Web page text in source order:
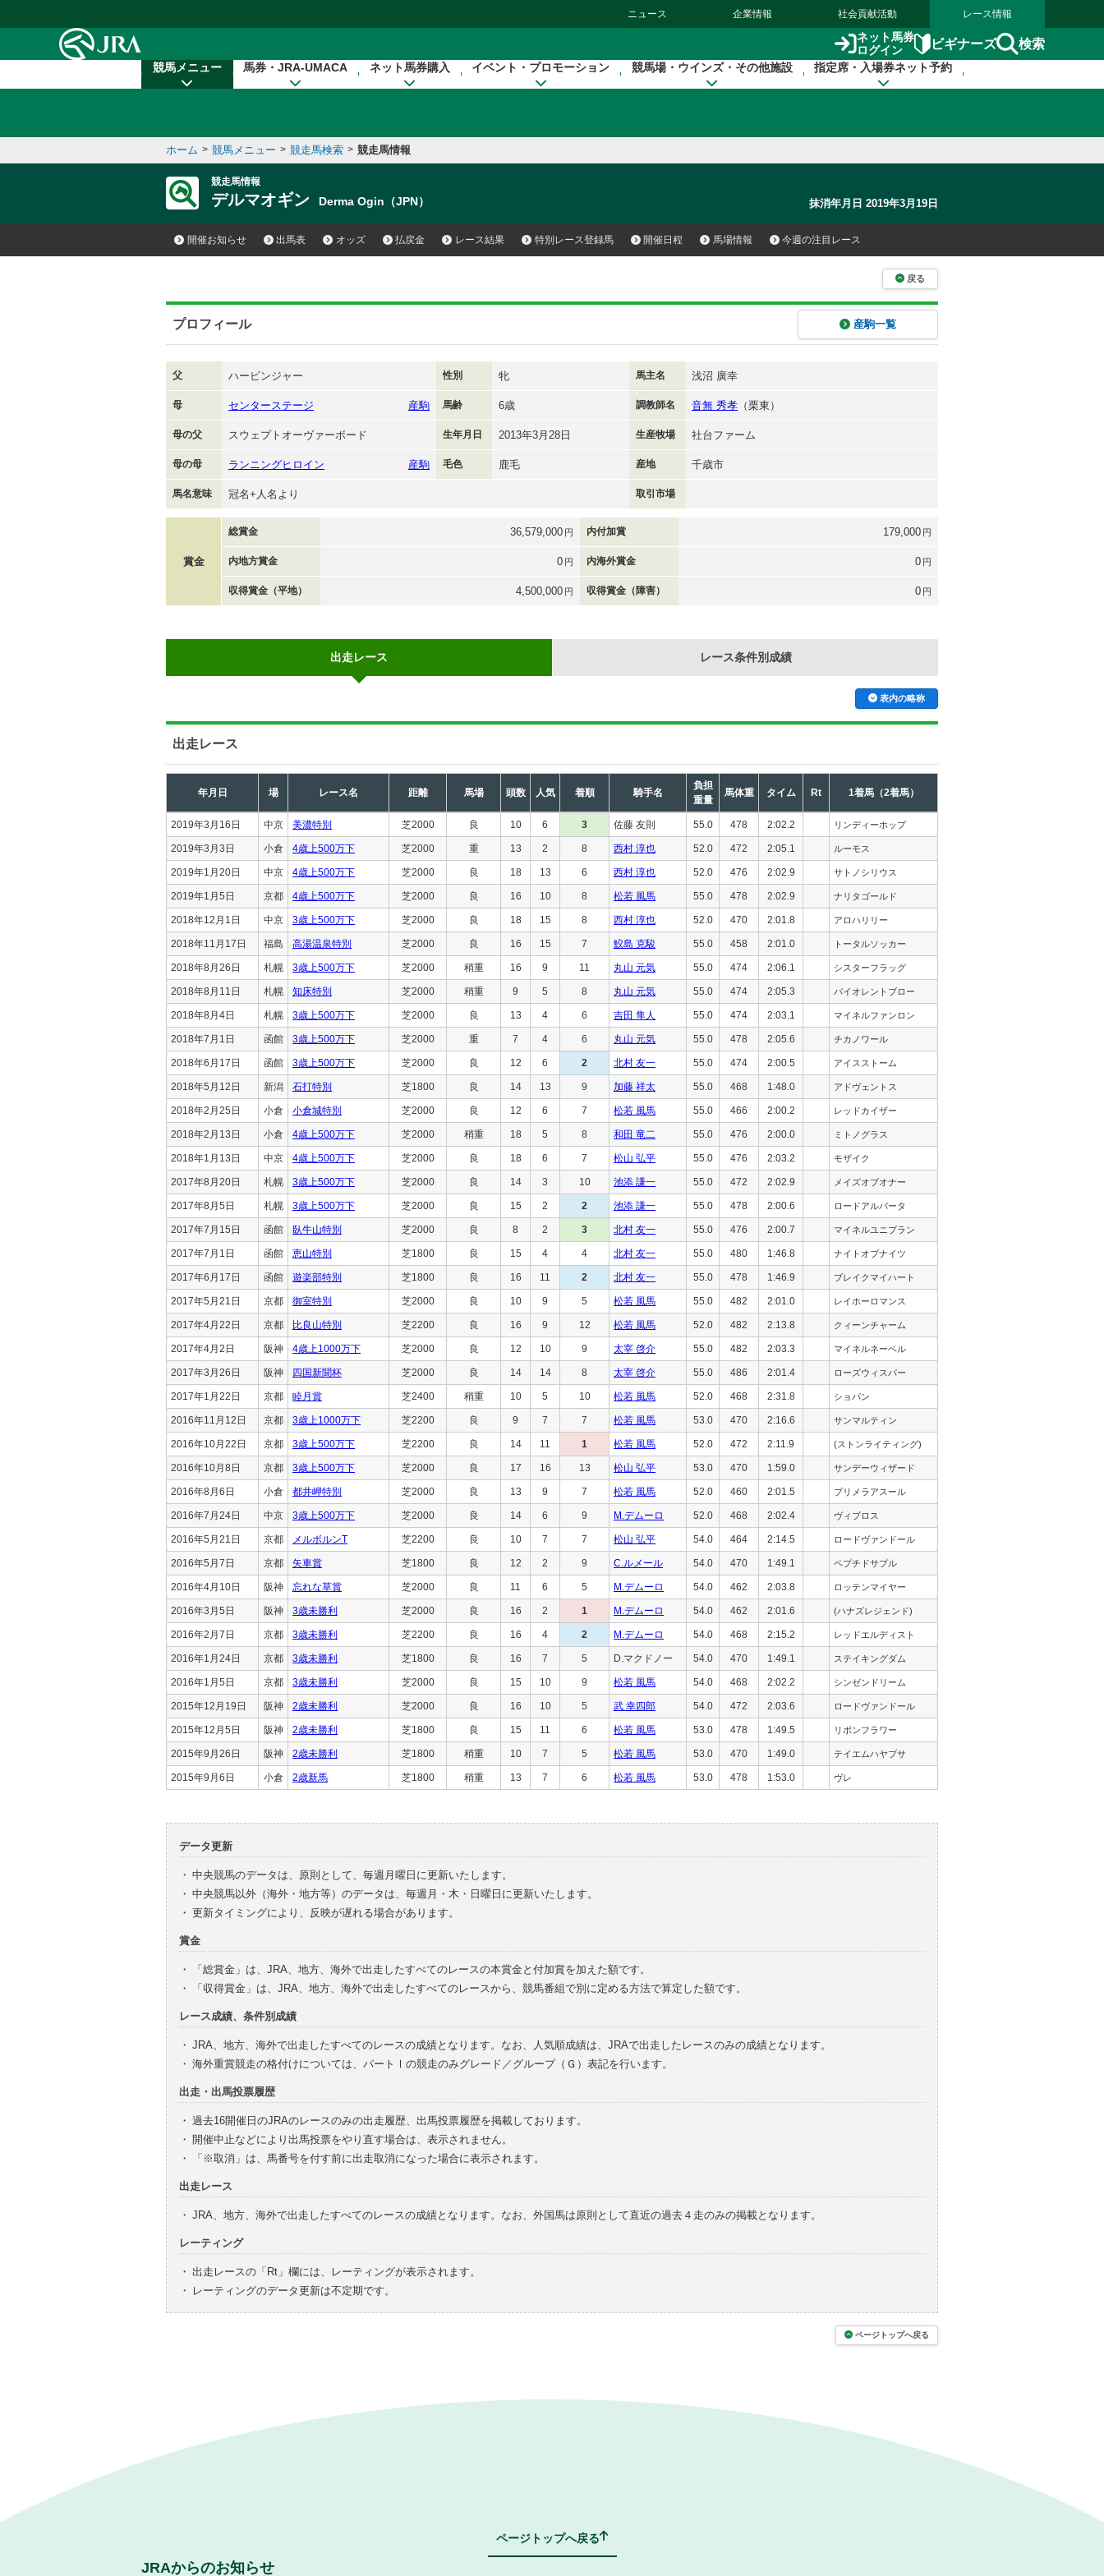
ニュース 企業情報 社会貢献活動 レース情報
ネット馬券
ログイン
ビギナーズ 検索
競馬メニュー 馬券・JRA-UMACA ネット馬券購入 イベント・プロモーション 競馬場・ウインズ・その他施設 指定席・入場券ネット予約
ホーム > 競馬メニュー > 競走馬検索 > 競走馬情報
競走馬情報
デルマオギン Derma Ogin（JPN） 抹消年月日 2019年3月19日
開催お知らせ 出馬表 オッズ 払戻金 レース結果 特別レース登録馬 開催日程 馬場情報 今週の注目レース
戻る
プロフィール 産駒一覧
父 ハービンジャー 性別 牝 馬主名 浅沼 廣幸
母 センターステージ 産駒 馬齢 6歳 調教師名 音無 秀孝 （栗東）
母の父 スウェプトオーヴァーボード 生年月日 2013年3月28日 生産牧場 社台ファーム
母の母 ランニングヒロイン 産駒 毛色 鹿毛 産地 千歳市
馬名意味 冠名+人名より 取引市場
賞金
総賞金 36,579,000 円 内付加賞 179,000 円
内地方賞金 0 円 内海外賞金 0 円
収得賞金（平地） 4,500,000 円 収得賞金（障害） 0 円
出走レース レース条件別成績
表内の略称
出走レース
年月日 場 レース名 距離 馬場 頭数 人気 着順 騎手名
負担
重量
馬体重 タイム Rt 1着馬（2着馬）
2019年3月16日 中京 美濃特別 芝2000 良 10 6 3 佐藤 友則 55.0 478 2:02.2 リンディーホップ
2019年3月3日 小倉 4歳上500万下 芝2000 重 13 2 8 西村 淳也 52.0 472 2:05.1 ルーモス
2019年1月20日 中京 4歳上500万下 芝2000 良 18 13 6 西村 淳也 52.0 476 2:02.9 サトノシリウス
2019年1月5日 京都 4歳上500万下 芝2000 良 16 10 8 松若 風馬 55.0 478 2:02.9 ナリタゴールド
2018年12月1日 中京 3歳上500万下 芝2000 良 18 15 8 西村 淳也 52.0 470 2:01.8 アロハリリー
2018年11月17日 福島 高湯温泉特別 芝2000 良 16 15 7 鮫島 克駿 55.0 458 2:01.0 トータルソッカー
2018年8月26日 札幌 3歳上500万下 芝2000 稍重 16 9 11 丸山 元気 55.0 474 2:06.1 シスターフラッグ
2018年8月11日 札幌 知床特別 芝2000 稍重 9 5 8 丸山 元気 55.0 474 2:05.3 バイオレントブロー
2018年8月4日 札幌 3歳上500万下 芝2000 良 13 4 6 吉田 隼人 55.0 474 2:03.1 マイネルファンロン
2018年7月1日 函館 3歳上500万下 芝2000 重 7 4 6 丸山 元気 55.0 478 2:05.6 チカノワール
2018年6月17日 函館 3歳上500万下 芝2000 良 12 6 2 北村 友一 55.0 474 2:00.5 アイスストーム
2018年5月12日 新潟 石打特別 芝1800 良 14 13 9 加藤 祥太 55.0 468 1:48.0 アドヴェントス
2018年2月25日 小倉 小倉城特別 芝2000 良 12 6 7 松若 風馬 55.0 466 2:00.2 レッドカイザー
2018年2月13日 小倉 4歳上500万下 芝2000 稍重 18 5 8 和田 竜二 55.0 476 2:00.0 ミトノグラス
2018年1月13日 中京 4歳上500万下 芝2000 良 18 6 7 松山 弘平 55.0 476 2:03.2 モザイク
2017年8月20日 札幌 3歳上500万下 芝2000 良 14 3 10 池添 謙一 55.0 472 2:02.9 メイズオブオナー
2017年8月5日 札幌 3歳上500万下 芝2000 良 15 2 2 池添 謙一 55.0 478 2:00.6 ロードアルバータ
2017年7月15日 函館 臥牛山特別 芝2000 良 8 2 3 北村 友一 55.0 476 2:00.7 マイネルユニブラン
2017年7月1日 函館 恵山特別 芝1800 良 15 4 4 北村 友一 55.0 480 1:46.8 ナイトオブナイツ
2017年6月17日 函館 遊楽部特別 芝1800 良 16 11 2 北村 友一 55.0 478 1:46.9 ブレイクマイハート
2017年5月21日 京都 御室特別 芝2000 良 10 9 5 松若 風馬 55.0 482 2:01.0 レイホーロマンス
2017年4月22日 京都 比良山特別 芝2200 良 16 9 12 松若 風馬 52.0 482 2:13.8 クィーンチャーム
2017年4月2日 阪神 4歳上1000万下 芝2000 良 12 10 9 太宰 啓介 55.0 482 2:03.3 マイネルネーベル
2017年3月26日 阪神 四国新聞杯 芝2000 良 14 14 8 太宰 啓介 55.0 486 2:01.4 ローズウィスパー
2017年1月22日 京都 睦月賞 芝2400 稍重 10 5 10 松若 風馬 52.0 468 2:31.8 ショパン
2016年11月12日 京都 3歳上1000万下 芝2200 良 9 7 7 松若 風馬 53.0 470 2:16.6 サンマルティン
2016年10月22日 京都 3歳上500万下 芝2200 良 14 11 1 松若 風馬 52.0 472 2:11.9 (ストンライティング)
2016年10月8日 京都 3歳上500万下 芝2000 良 17 16 13 松山 弘平 53.0 470 1:59.0 サンデーウィザード
2016年8月6日 小倉 都井岬特別 芝2000 良 13 9 7 松若 風馬 52.0 460 2:01.5 プリメラアスール
2016年7月24日 中京 3歳上500万下 芝2000 良 14 6 9 M.デムーロ 52.0 468 2:02.4 ヴィブロス
2016年5月21日 京都 メルボルンT 芝2200 良 10 7 7 松山 弘平 54.0 464 2:14.5 ロードヴァンドール
2016年5月7日 京都 矢車賞 芝1800 良 12 2 9 C.ルメール 54.0 470 1:49.1 ペプチドサプル
2016年4月10日 阪神 忘れな草賞 芝2000 良 11 6 5 M.デムーロ 54.0 462 2:03.8 ロッテンマイヤー
2016年3月5日 阪神 3歳未勝利 芝2000 良 16 2 1 M.デムーロ 54.0 462 2:01.6 (ハナズレジェンド)
2016年2月7日 京都 3歳未勝利 芝2200 良 16 4 2 M.デムーロ 54.0 468 2:15.2 レッドエルディスト
2016年1月24日 京都 3歳未勝利 芝1800 良 16 7 5 D.マクドノー 54.0 470 1:49.1 ステイキングダム
2016年1月5日 京都 3歳未勝利 芝2000 良 15 10 9 松若 風馬 54.0 468 2:02.2 シンゼンドリーム
2015年12月19日 阪神 2歳未勝利 芝2000 良 16 10 5 武 幸四郎 54.0 472 2:03.6 ロードヴァンドール
2015年12月5日 阪神 2歳未勝利 芝1800 良 15 11 6 松若 風馬 53.0 478 1:49.5 リボンフラワー
2015年9月26日 阪神 2歳未勝利 芝1800 稍重 10 7 5 松若 風馬 53.0 470 1:49.0 テイエムハヤブサ
2015年9月6日 小倉 2歳新馬 芝1800 稍重 13 7 6 松若 風馬 53.0 478 1:53.0 ヴレ
データ更新
・ 中央競馬のデータは、原則として、毎週月曜日に更新いたします。
・ 中央競馬以外（海外・地方等）のデータは、毎週月・木・日曜日に更新いたします。
・ 更新タイミングにより、反映が遅れる場合があります。
賞金
・
「総賞金」は、JRA、地方、海外で出走したすべてのレースの本賞金と付加賞を加えた額です。
・
「収得賞金」は、JRA、地方、海外で出走したすべてのレースから、競馬番組で別に定める方法で算定した額です。
レース成績、条件別成績
・ JRA、地方、海外で出走したすべてのレースの成績となります。なお、人気順成績は、JRAで出走したレースのみの成績となります。
・ 海外重賞競走の格付けについては、パートⅠの競走のみグレード／グループ（Ｇ）表記を行います。
出走・出馬投票履歴
・ 過去16開催日のJRAのレースのみの出走履歴、出馬投票履歴を掲載しております。
・ 開催中止などにより出馬投票をやり直す場合は、表示されません。
・
「※取消」は、馬番号を付す前に出走取消になった場合に表示されます。
出走レース
・ JRA、地方、海外で出走したすべてのレースの成績となります。なお、外国馬は原則として直近の過去４走のみの掲載となります。
レーティング
・ 出走レースの「Rt」欄には、レーティングが表示されます。
・
レーティングのデータ更新は不定期です。
ページトップへ戻る
ページトップへ戻る
JRAからのお知らせ